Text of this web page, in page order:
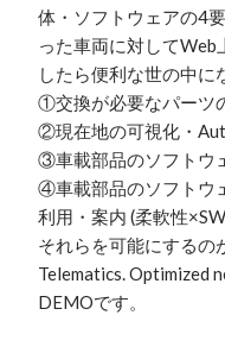
体・ソフトウェアの4
った車両に対してWeb
したら便利な世の中に
①交換が必要なパーツ
②現在地の可視化・
③車載部品のソフトウ
④車載部品のソフトウ
利用・案内 (柔軟性
それらを可能にするの
Telematics. Optimized
DEMOです。